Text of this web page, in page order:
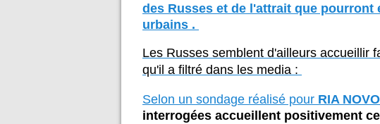
des Russes et de l'attrait que pourront
urbains .
Les Russes semblent d'ailleurs accueillir
qu'il a filtré dans les media :
Selon un sondage réalisé pour RIA
interrogées accueillent positivement